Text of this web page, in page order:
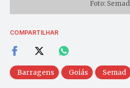
Foto: Semad
COMPARTILHAR
Barragens Goiás Semad